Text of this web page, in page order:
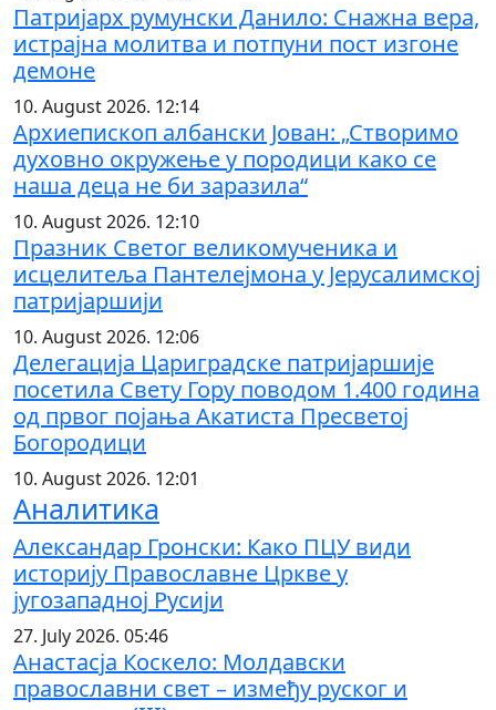
Патријарх румунски Данило: Снажна вера,
истрајна молитва и потпуни пост изгоне
демоне
10. August 2026. 12:14
Архиепископ албански Јован: „Створимо
духовно окружење у породици како се
наша деца не би заразила“
10. August 2026. 12:10
Празник Светог великомученика и
исцелитеља Пантелејмона у Јерусалимској
патријаршији
10. August 2026. 12:06
Делегација Цариградске патријаршије
посетила Свету Гору поводом 1.400 година
од првог појања Акатиста Пресветој
Богородици
10. August 2026. 12:01
Аналитика
Александар Гронски: Како ПЦУ види
историју Православне Цркве у
југозападној Русији
27. July 2026. 05:46
Анастасја Коскело: Молдавски
православни свет – између руског и